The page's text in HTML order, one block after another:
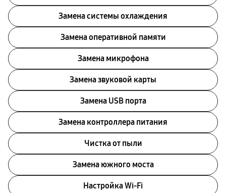
Замена системы охлаждения
Замена оперативной памяти
Замена микрофона
Замена звуковой карты
Замена USB порта
Замена контроллера питания
Чистка от пыли
Замена южного моста
Настройка Wi-Fi